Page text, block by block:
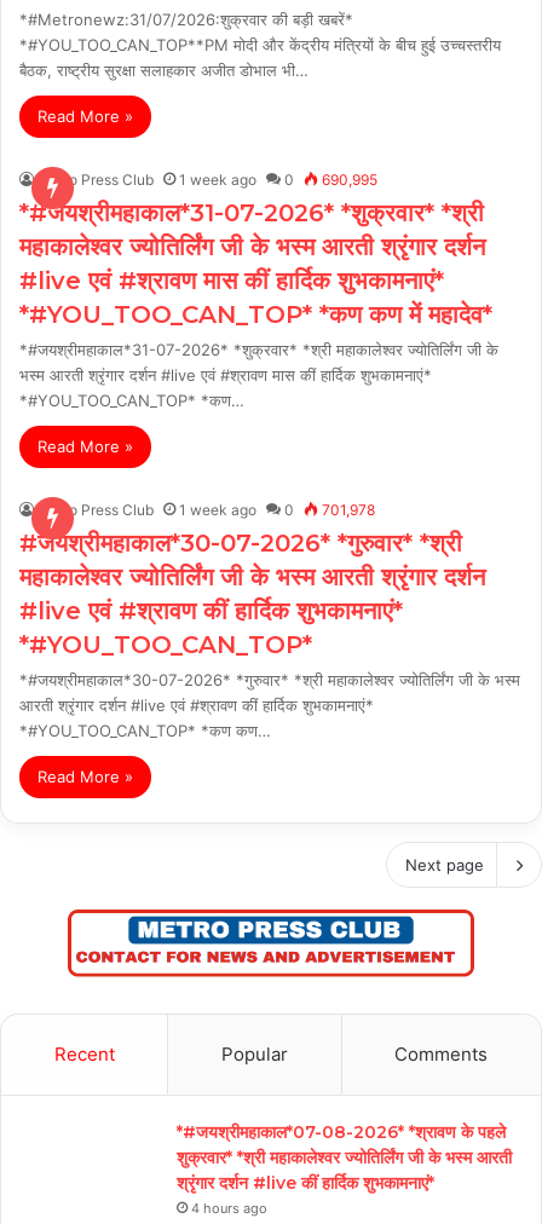
*#Metronewz:31/07/2026:शुक्रवार की बड़ी खबरें*
*#YOU_TOO_CAN_TOP**PM मोदी और केंद्रीय मंत्रियों के बीच हुई उच्चस्तरीय
बैठक, राष्ट्रीय सुरक्षा सलाहकार अजीत डोभाल भी…
Read More »
Metro Press Club 1 week ago 0 690,995
*#जयश्रीमहाकाल*31-07-2026* *शुक्रवार* *श्री
महाकालेश्वर ज्योतिर्लिंग जी के भस्म आरती श्रृंगार दर्शन
#live एवं #श्रावण मास कीं हार्दिक शुभकामनाएं*
*#YOU_TOO_CAN_TOP* *कण कण में महादेव*
*#जयश्रीमहाकाल*31-07-2026* *शुक्रवार* *श्री महाकालेश्वर ज्योतिर्लिंग जी के
भस्म आरती श्रृंगार दर्शन #live एवं #श्रावण मास कीं हार्दिक शुभकामनाएं*
*#YOU_TOO_CAN_TOP* *कण…
Read More »
Metro Press Club 1 week ago 0 701,978
#जयश्रीमहाकाल*30-07-2026* *गुरुवार* *श्री
महाकालेश्वर ज्योतिर्लिंग जी के भस्म आरती श्रृंगार दर्शन
#live एवं #श्रावण कीं हार्दिक शुभकामनाएं*
*#YOU_TOO_CAN_TOP*
*#जयश्रीमहाकाल*30-07-2026* *गुरुवार* *श्री महाकालेश्वर ज्योतिर्लिंग जी के भस्म
आरती श्रृंगार दर्शन #live एवं #श्रावण कीं हार्दिक शुभकामनाएं*
*#YOU_TOO_CAN_TOP* *कण कण…
Read More »
Next page
Recent Popular Comments
*#जयश्रीमहाकाल*07-08-2026* *श्रावण के पहले
शुक्रवार* *श्री महाकालेश्वर ज्योतिर्लिंग जी के भस्म आरती
श्रृंगार दर्शन #live कीं हार्दिक शुभकामनाएं*
4 hours ago